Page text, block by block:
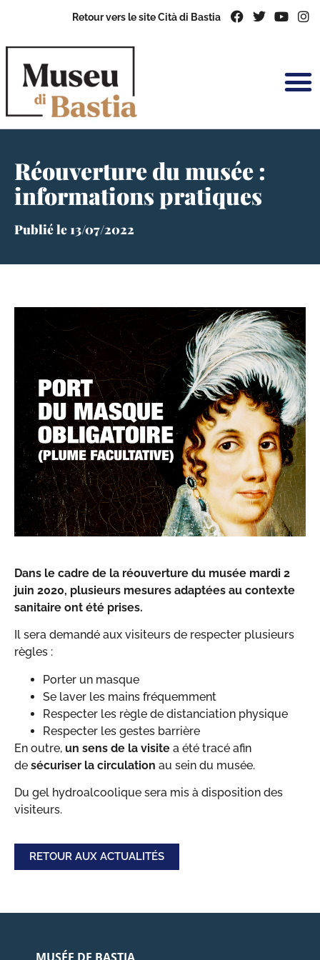
Retour vers le site Cità di Bastia
Réouverture du musée :
informations pratiques
Publié le13/07/2022
Dans le cadre de la réouverture du musée mardi 2
juin 2020, plusieurs mesures adaptées au contexte
sanitaire ont été prises.
Il sera demandé aux visiteurs de respecter plusieurs
règles :
Porter un masque
Se laver les mains fréquemment
Respecter les règle de distanciation physique
Respecter les gestes barrière
En outre, un sens de la visite a été tracé afin
de sécuriser la circulation au sein du musée.
Du gel hydroalcoolique sera mis à disposition des
visiteurs.
RETOUR AUX ACTUALITÉS
MUSÉE DE BASTIA